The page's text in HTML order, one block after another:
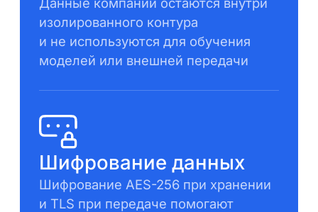
Данные компании остаются внутри
изолированного контура
и не используются для обучения
моделей или внешней передачи
Шифрование данных
Шифрование AES-256 при хранении
и TLS при передаче помогают